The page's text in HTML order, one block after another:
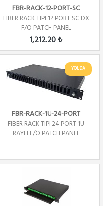
FBR-RACK-12-PORT-SC
FIBER RACK TIPI 12 PORT SC DX
F/O PATCH PANEL
1,212.20 ₺
YOLDA
FBR-RACK-1U-24-PORT
FIBER RACK TIPI 24 PORT 1U
RAYLI F/O PATCH PANEL